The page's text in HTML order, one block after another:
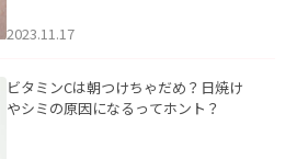
2023.11.17
ビタミンCは朝つけちゃだめ？日焼け
やシミの原因になるってホント？